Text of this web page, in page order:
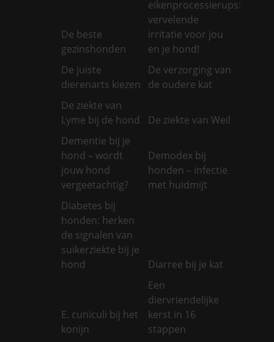
De beste
gezinshonden
eikenprocessierups:
vervelende
irritatie voor jou
en je hond!
De juiste
dierenarts kiezen
De verzorging van
de oudere kat
De ziekte van
Lyme bij de hond
De ziekte van Weil
Dementie bij je
hond – wordt
jouw hond
vergeetachtig?
Demodex bij
honden – infectie
met huidmijt
Diabetes bij
honden: herken
de signalen van
suikerziekte bij je
hond
Diarree bij je kat
E. cuniculi bij het
konijn
Een
diervriendelijke
kerst in 16
stappen